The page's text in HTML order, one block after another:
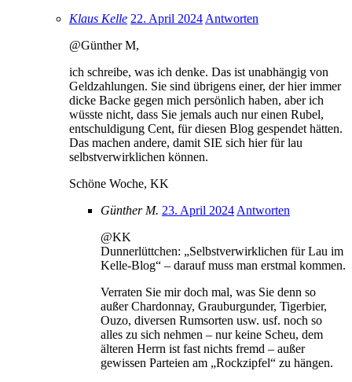
Klaus Kelle 22. April 2024Antworten
@Günther M,
ich schreibe, was ich denke. Das ist unabhängig von
Geldzahlungen. Sie sind übrigens einer, der hier immer
dicke Backe gegen mich persönlich haben, aber ich
wüsste nicht, dass Sie jemals auch nur einen Rubel,
entschuldigung Cent, für diesen Blog gespendet hätten.
Das machen andere, damit SIE sich hier für lau
selbstverwirklichen können.
Schöne Woche, KK
Günther M. 23. April 2024Antworten
@KK
Dunnerlüttchen: „Selbstverwirklichen für Lau im
Kelle-Blog“ – darauf muss man erstmal kommen.
Verraten Sie mir doch mal, was Sie denn so
außer Chardonnay, Grauburgunder, Tigerbier,
Ouzo, diversen Rumsorten usw. usf. noch so
alles zu sich nehmen – nur keine Scheu, dem
älteren Herrn ist fast nichts fremd – außer
gewissen Parteien am „Rockzipfel“ zu hängen.